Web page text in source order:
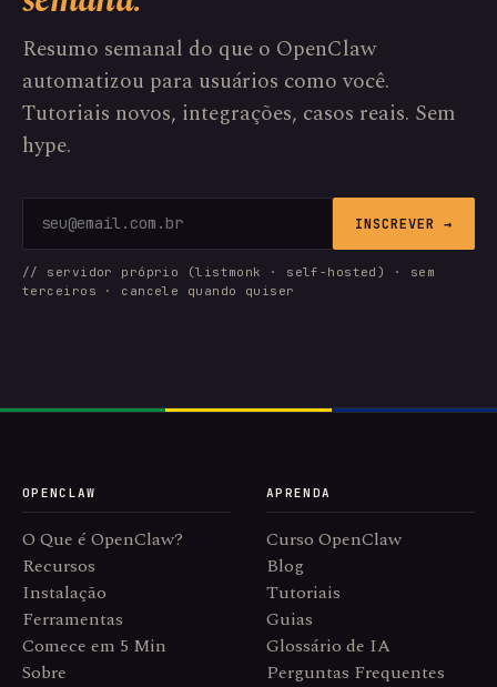
Resumo semanal do que o OpenClaw
automatizou para usuários como você.
Tutoriais novos, integrações, casos reais. Sem
hype.
INSCREVER →
// servidor próprio (listmonk · self-hosted) · sem
terceiros · cancele quando quiser
OPENCLAW
O Que é OpenClaw?
Recursos
Instalação
Ferramentas
Comece em 5 Min
Sobre
APRENDA
Curso OpenClaw
Blog
Tutoriais
Guias
Glossário de IA
Perguntas Frequentes